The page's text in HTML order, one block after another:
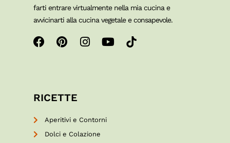
farti entrare virtualmente nella mia cucina e
avvicinarti alla cucina vegetale e consapevole.
RICETTE
Aperitivi e Contorni
Dolci e Colazione